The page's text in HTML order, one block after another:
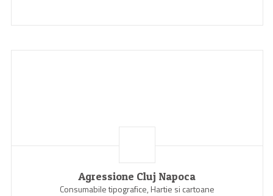
Agressione Cluj Napoca
Consumabile tipografice, Hartie si cartoane